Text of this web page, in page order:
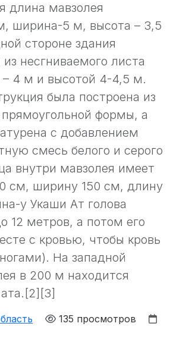
длина мавзолея
ширина-5 м, высота – 3,5
стороне здания
несгниваемого листа
4 м и высотой 4-4,5 м.
была построена из
формы, а
с добавлением
смесь белого и серого
внутри мавзолея имеет
см, ширину 150 см, длину
у Укаши Ат голова
12 метров, а потом его
с кровью, чтобы кровь
На западной
в 200 м находится
135 просмотров